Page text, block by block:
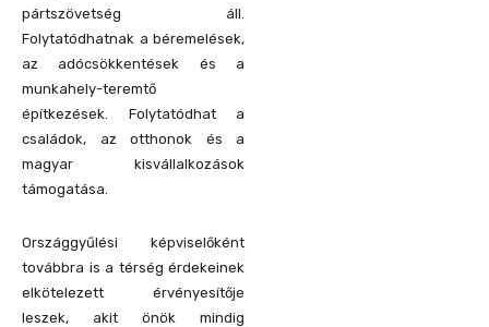
pártszövetség áll.
Folytatódhatnak a béremelések,
az adócsökkentések és a
munkahely-teremtő
építkezések. Folytatódhat a
családok, az otthonok és a
magyar kisvállalkozások
támogatása.
Országgyűlési képviselőként
továbbra is a térség érdekeinek
elkötelezett érvényesítője
leszek, akit önök mindig